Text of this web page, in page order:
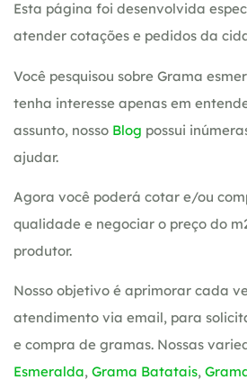
Esta página foi desenvolvida
atender cotações e pedidos da
Você pesquisou sobre Grama
tenha interesse apenas em
assunto, nosso Blog possui
ajudar.
Agora você poderá cotar e/ou
qualidade e negociar o preço do
produtor.
Nosso objetivo é aprimorar cada
atendimento via email, para
e compra de gramas. Nossas
Esmeralda, Grama Batatais,